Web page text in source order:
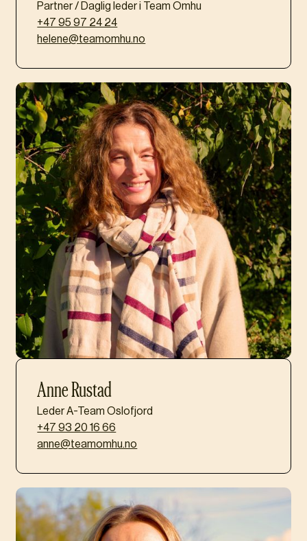
Partner / Daglig leder i Team Omhu
+47 95 97 24 24
helene@teamomhu.no
Anne Rustad
Leder A-Team Oslofjord
+47 93 20 16 66
anne@teamomhu.no